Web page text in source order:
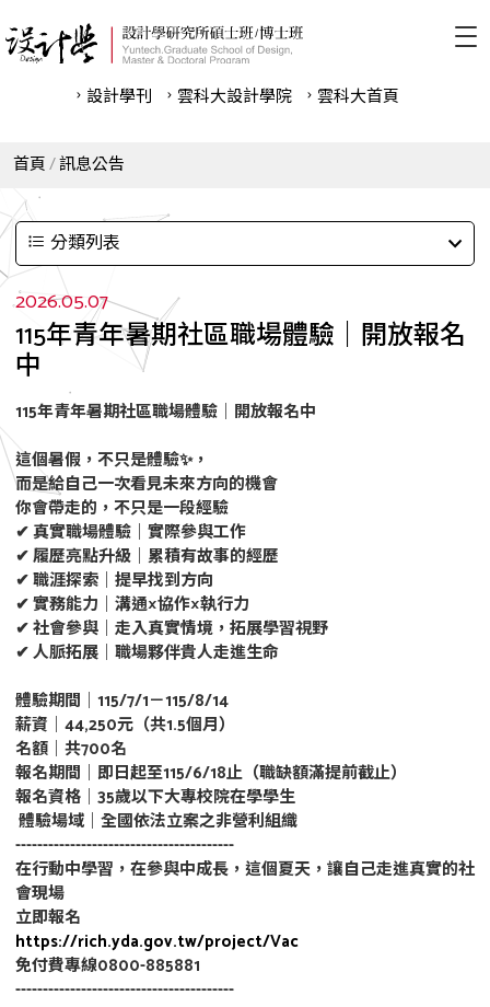
設計學刊 雲科⼤設計學院 雲科⼤首頁
首頁 訊息公告
分類列表
2026.05.07
115年青年暑期社區職場體驗｜開放報名
中
115年青年暑期社區職場體驗｜開放報名中
這個暑假，不只是體驗✨，
而是給自己一次看見未來方向的機會
你會帶走的，不只是一段經驗
✔ 真實職場體驗｜實際參與工作
✔ 履歷亮點升級｜累積有故事的經歷
✔ 職涯探索｜提早找到方向
✔ 實務能力｜溝通×協作×執行力
✔ 社會參與｜走入真實情境，拓展學習視野
✔ 人脈拓展｜職場夥伴貴人走進生命
體驗期間｜115/7/1－115/8/14
薪資｜44,250元（共1.5個月）
名額｜共700名
報名期間｜即日起至115/6/18止（職缺額滿提前截止）
報名資格｜35歲以下大專校院在學學生
體驗場域｜全國依法立案之非營利組織
----------------------------------------
在行動中學習，在參與中成長，這個夏天，讓自己走進真實的社
會現場
立即報名
https://rich.yda.gov.tw/project/Vac
免付費專線0800-885881
----------------------------------------